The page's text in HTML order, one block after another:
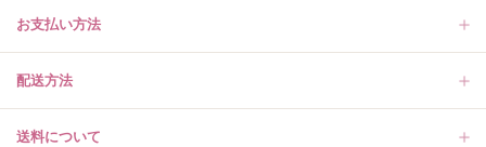
お支払い方法
配送方法
送料について